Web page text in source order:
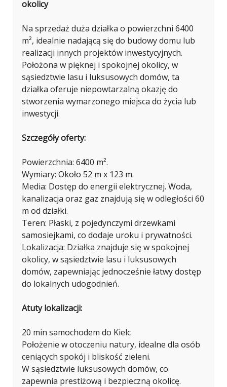
okolicy
Na sprzedaż duża działka o powierzchni 6400
m², idealnie nadającą się do budowy domu lub
realizacji innych projektów inwestycyjnych.
Położona w pięknej i spokojnej okolicy, w
sąsiedztwie lasu i luksusowych domów, ta
działka oferuje niepowtarzalną okazję do
stworzenia wymarzonego miejsca do życia lub
inwestycji.
Szczegóły oferty:
Powierzchnia: 6400 m².
Wymiary: Około 52 m x 123 m.
Media: Dostęp do energii elektrycznej. Woda,
kanalizacja oraz gaz znajdują się w odległości 60
m od działki.
Teren: Płaski, z pojedynczymi drzewkami
samosiejkami, co dodaje uroku i prywatności.
Lokalizacja: Działka znajduje się w spokojnej
okolicy, w sąsiedztwie lasu i luksusowych
domów, zapewniając jednocześnie łatwy dostęp
do lokalnych udogodnień.
Atuty lokalizacji:
20 min samochodem do Kielc
Położenie w otoczeniu natury, idealne dla osób
ceniących spokój i bliskość zieleni.
W sąsiedztwie luksusowych domów, co
zapewnia prestiżową i bezpieczną okolicę.